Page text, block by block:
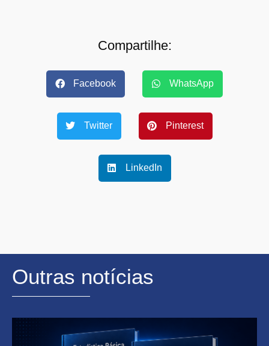
Compartilhe:
Facebook WhatsApp
Twitter Pinterest
LinkedIn
Outras notícias